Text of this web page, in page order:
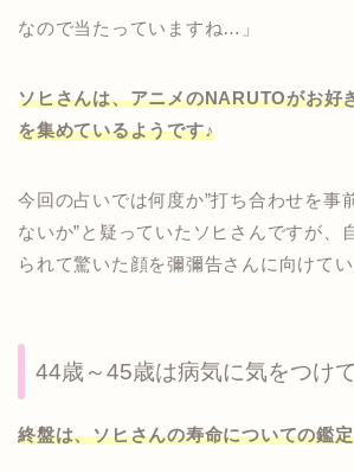
なので当たっていますね…」
ソヒさんは、アニメのNARUTOがお好
を集めているようです♪
今回の占いでは何度か”打ち合わせを事
ないか”と疑っていたソヒさんですが、
られて驚いた顔を彌彌告さんに向けて
44歳～45歳は病気に気をつけて
終盤は、ソヒさんの寿命についての鑑